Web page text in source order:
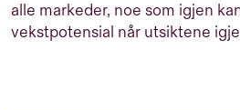
alle markeder, noe som igjen
vekstpotensial når utsiktene